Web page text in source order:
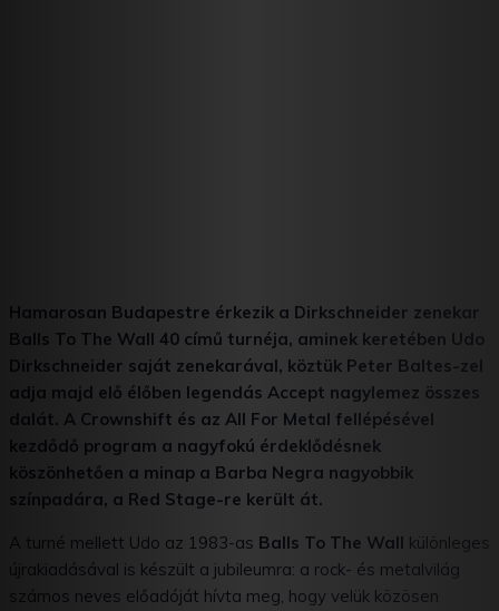
Hamarosan Budapestre érkezik a Dirkschneider zenekar
Balls To The Wall 40 című turnéja, aminek keretében Udo
Dirkschneider saját zenekarával, köztük Peter Baltes-zel
adja majd elő élőben legendás Accept nagylemez összes
dalát. A Crownshift és az All For Metal fellépésével
kezdődő program a nagyfokú érdeklődésnek
köszönhetően a minap a Barba Negra nagyobbik
színpadára, a Red Stage-re került át.
A turné mellett Udo az 1983-as Balls To The Wall különleges
újrakiadásával is készült a jubileumra: a rock- és metalvilág
számos neves előadóját hívta meg, hogy velük közösen